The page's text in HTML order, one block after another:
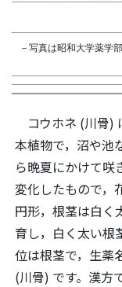
－写真は昭和大学薬学
コウホネ (川骨)
本植物で，沼や池
ら晩夏にかけて咲
変化したもので，
円形，根茎は白く
育し，白く太い根
位は根茎で，生薬
(川骨) です。漢方